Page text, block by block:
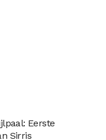
Eerste
Sirris